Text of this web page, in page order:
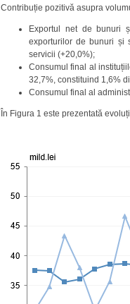
Contribuție pozitivă asupra
Exportul net de bunuri
exporturilor de bunuri și
servicii (+20,0%);
Consumul final al
32,7%, constituind 1,6%
Consumul final al
În Figura 1 este prezentată